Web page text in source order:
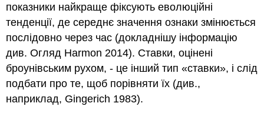
показники найкраще фіксують еволюційні
тенденції, де середнє значення ознаки змінюється
послідовно через час (докладнішу інформацію
див. Огляд Harmon 2014). Ставки, оцінені
броунівським рухом, - це інший тип «ставки», і слід
подбати про те, щоб порівняти їх (див.,
наприклад, Gingerich 1983).